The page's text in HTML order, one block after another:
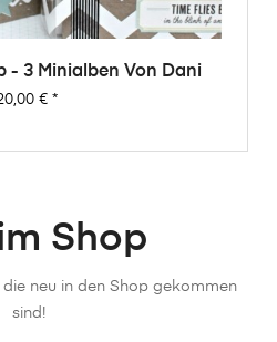
- 3 Minialben Von Dani
€*
Shop
die neu in den Shop gekommen
sind!